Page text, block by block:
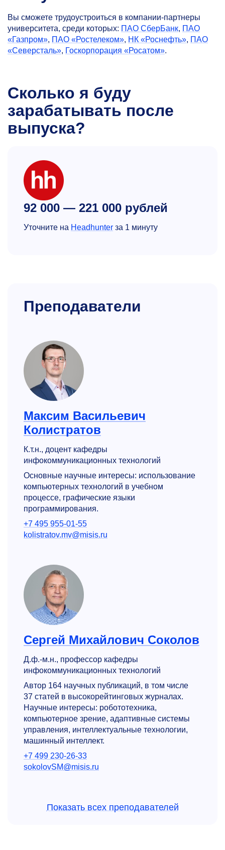
Вы сможете трудоустроиться в компании-партнеры
университета, среди которых: ПАО СберБанк, ПАО
«Газпром», ПАО «Ростелеком», НК «Роснефть», ПАО
«Северсталь», Госкорпорация «Росатом».
Сколько я буду
зарабатывать после
выпуска?
92 000 — 221 000 рублей
Уточните на Headhunter за 1 минуту
Преподаватели
Максим Васильевич
Колистратов
К.т.н., доцент кафедры
инфокоммуникационных технологий
Основные научные интересы: использование
компьютерных технологий в учебном
процессе, графические языки
программирования.
+7 495 955-01-55
kolistratov.mv@misis.ru
Сергей Михайлович Соколов
Д.ф.-м.н., профессор кафедры
инфокоммуникационных технологий
Автор 164 научных публикаций, в том числе
37 статей в высокорейтинговых журналах.
Научные интересы: робототехника,
компьютерное зрение, адаптивные системы
управления, интеллектуальные технологии,
машинный интеллект.
+7 499 230-26-33
sokolovSM@misis.ru
Показать всех преподавателей